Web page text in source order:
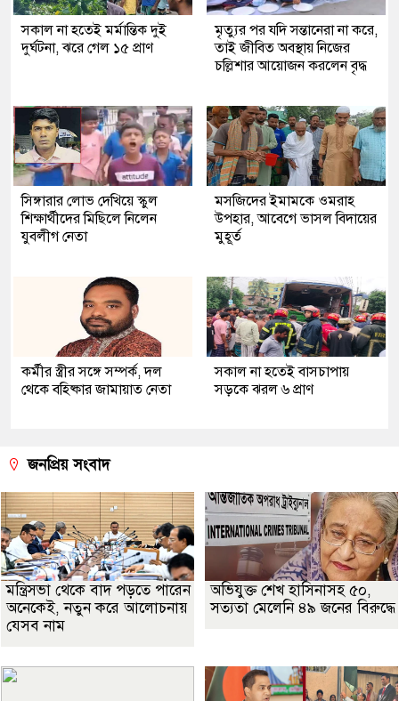
সকাল না হতেই মর্মান্তিক দুই
দুর্ঘটনা, ঝরে গেল ১৫ প্রাণ
মৃত্যুর পর যদি সন্তানেরা না করে,
তাই জীবিত অবস্থায় নিজের
চল্লিশার আয়োজন করলেন বৃদ্ধ
সিঙ্গারার লোভ দেখিয়ে স্কুল
শিক্ষার্থীদের মিছিলে নিলেন
যুবলীগ নেতা
মসজিদের ইমামকে ওমরাহ
উপহার, আবেগে ভাসল বিদায়ের
মুহূর্ত
কর্মীর স্ত্রীর সঙ্গে সম্পর্ক, দল
থেকে বহিষ্কার জামায়াত নেতা
সকাল না হতেই বাসচাপায়
সড়কে ঝরল ৬ প্রাণ
জনপ্রিয় সংবাদ
মন্ত্রিসভা থেকে বাদ পড়তে পারেন
অনেকেই, নতুন করে আলোচনায়
যেসব নাম
অভিযুক্ত শেখ হাসিনাসহ ৫০,
সত্যতা মেলেনি ৪৯ জনের বিরুদ্ধে